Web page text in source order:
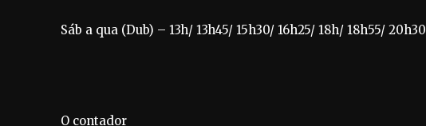
Sáb a qua (Dub) – 13h/ 13h45/ 15h30/ 16h25/ 18h/ 18h55/ 20h30
O contador